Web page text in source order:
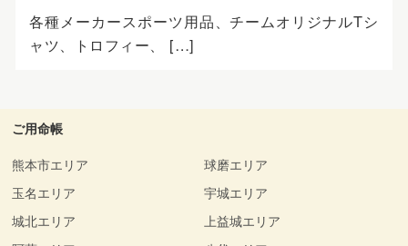
各種メーカースポーツ用品、チームオリジナルTシ
ャツ、トロフィー、 […]
ご用命帳
熊本市エリア
玉名エリア
城北エリア
球磨エリア
宇城エリア
上益城エリア